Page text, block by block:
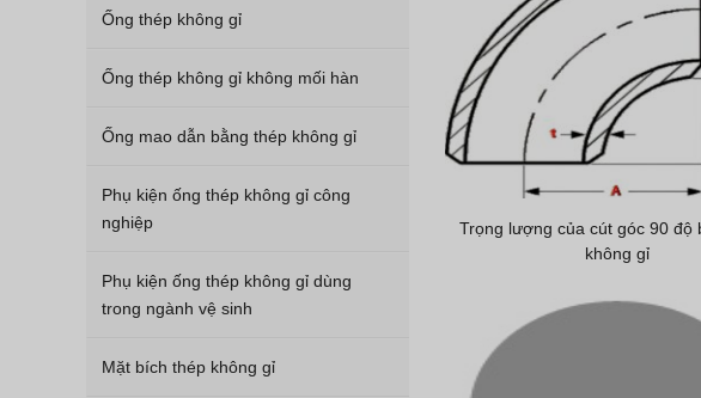
Trọng lượng của cút góc 90 độ
không gỉ
Ống thép không gỉ
Ống thép không gỉ không mối hàn
Ống mao dẫn bằng thép không gỉ
Phụ kiện ống thép không gỉ công
nghiệp
Phụ kiện ống thép không gỉ dùng
trong ngành vệ sinh
Mặt bích thép không gỉ